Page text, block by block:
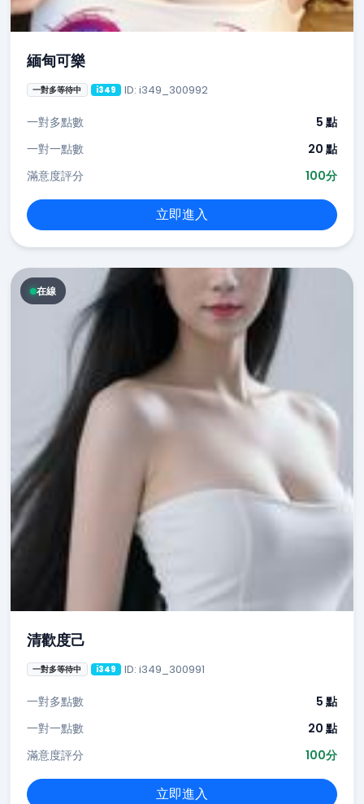
緬甸可樂
一對多等待中 i349 ID: i349_300992
一對多點數
5 點
一對一點數
20 點
滿意度評分
100分
立即進入
在線
清歡度己
一對多等待中 i349 ID: i349_300991
一對多點數
5 點
一對一點數
20 點
滿意度評分
100分
立即進入